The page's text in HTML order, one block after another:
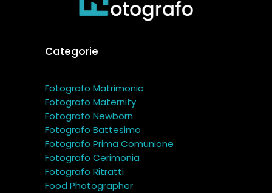
Categorie
Fotografo Matrimonio
Fotografo Maternity
Fotografo Newborn
Fotografo Battesimo
Fotografo Prima Comunione
Fotografo Cerimonia
Fotografo Ritratti
Food Photographer